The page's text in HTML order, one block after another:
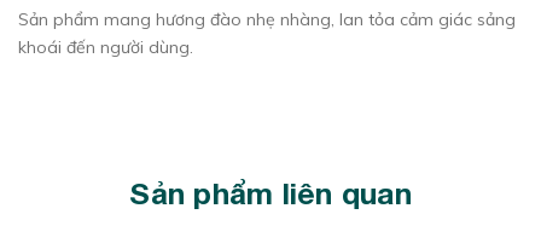
Sản phẩm mang hương đào nhẹ nhàng, lan tỏa cảm giác sảng
khoái đến người dùng.
Sản phẩm liên quan